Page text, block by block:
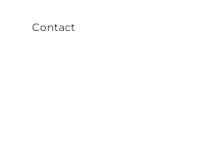
Contact